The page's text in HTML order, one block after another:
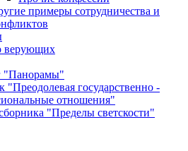
примеры сотрудничества и
верующих
"Панорамы"
"Преодолевая государственно -
отношения"
"Пределы светскости"